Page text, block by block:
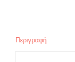
Περιγραφή